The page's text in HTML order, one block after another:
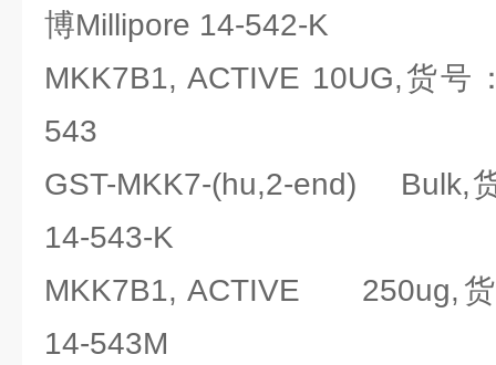
博Millipore 14-542-K
MKK7B1, ACTIVE 10UG,货号
543
GST-MKK7-(hu,2-end) Bulk,
14-543-K
MKK7B1, ACTIVE 250ug,货
14-543M